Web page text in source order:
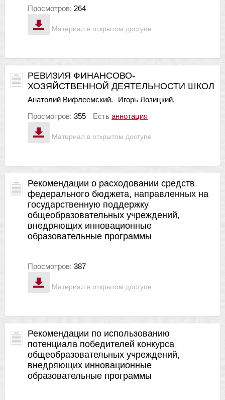
Материал в открытом доступе
Просмотров: 264
Материал в открытом доступе
РЕВИЗИЯ ФИНАНСОВО-
ХОЗЯЙСТВЕННОЙ ДЕЯТЕЛЬНОСТИ ШКОЛ
Анатолий Вифлеемский.
Игорь Лозицкий.
Просмотров: 355 Есть аннотация
Материал в открытом доступе
Рекомендации о расходовании средств
федерального бюджета, направленных на
государственную поддержку
общеобразовательных учреждений,
внедряющих инновационные
образовательные программы
Просмотров: 387
Рекомендации по использованию
потенциала победителей конкурса
общеобразовательных учреждений,
внедряющих инновационные
образовательные программы